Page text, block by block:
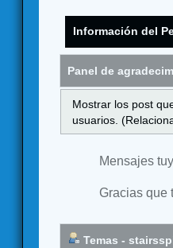
Información del
Panel de
Mostrar los post
usuarios.
Mensajes
Gracias que
Temas -